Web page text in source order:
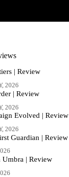
| Review
2026
| Review
2026
Evolved | Review
2026
Guardian | Review
Umbra | Review